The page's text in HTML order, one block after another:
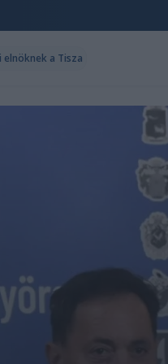
a Tisza